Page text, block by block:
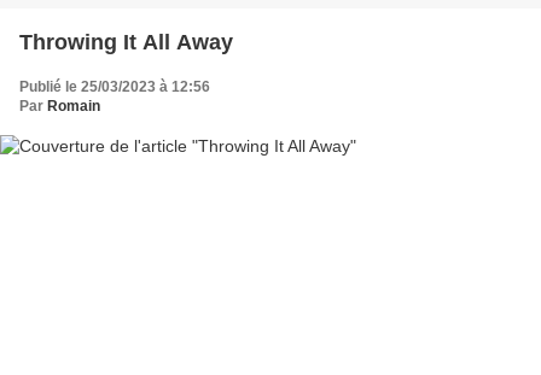
Throwing It All Away
Publié le 25/03/2023 à 12:56
Par Romain